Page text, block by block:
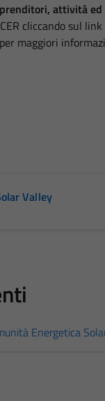
attività
cliccando sul
maggiori
Valley
Energetica